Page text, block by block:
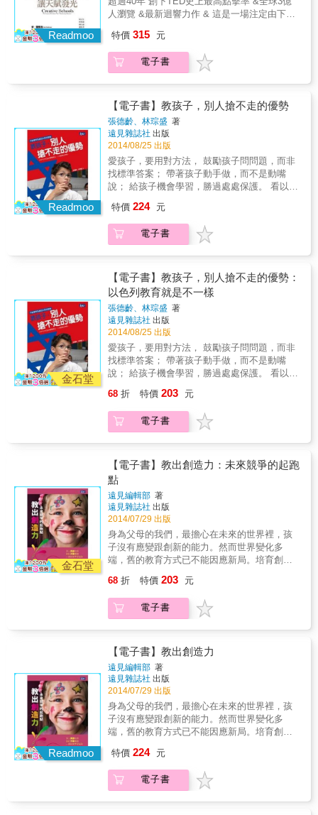
點，才能從中挖掘最適合自己的教育模式。
教育給我們現代讀者最重要的啟發是，以妥拉
為核心的猶太教育幫助我們認識生命的寶貴意
義。&mdash;&mdash;曾宗盛 內容重點 探討第
二聖殿期至坦拿時期，橫跨共七百多年猶太人
的教育史，深入淺出地揭開千年前猶太民族的
學校制度與教育課綱。 &&& 在斯巴達和早期雅
讓生活符合道德。 &&& 妥拉（律法）包含所有
世俗知識，而將知識普及化更一直是猶太人的
烏托邦。教育是終身之事，它等同人生，給予
其方向和意義，更支撐猶太人渡過世代的苦
難。 &&& 這套兩千年前猶太人的理想教育觀，
不因時代與文化差異而與現代教育有所隔閡，
值得今天我們仍以分數、排名導向的金字塔教
育制度所借鑑。
備。
Readmoo
人瀏覽 &最新迴響力作 & 這是一場注定由下而
但沒有幫到孩子，還毀了他們的大好前途 & 不
能用19世紀的思維，培育21世紀的人才 教育系
統需要的不是修正微調，而是徹底改變 別再讓
育嗎？我承認我很擔心。 & --Ken Robinson
(肯‧羅賓森，本書作者) & 教育革命，迫在眉
睫，也正在發生！ 讓教育回到最初的原點，讓
學校成為學習如何做人和做事的地方。 & 2006
年在TED發表演講之後 肯‧羅賓森到世界各地
每個人都問他一樣的問題：我們的教育到底出
了什麼問題？ & 讓學生了解世界和自身的天
份，幫助他們擁有充實的人生， 並成為有熱
情、有生產力的公民，是教育最初，也是最重
公平的學校組織， 卻一直與教育的初衷背道而
馳。 & 如果我們可以重新規畫理想的教育，我
們該把它設計成什麼樣子？ 學校裡應該要教什
麼？ 每個人都能為改變教育盡一份力，應該從
哪兒開始？ & 無論科技如何進步，「學校」仍
然會是最重要的學習場所。 為了不讓標準化思
維的教育系統成為學習的阻礙， 為了讓下一代
的天賦得以自由發揮， 肯‧羅賓森帶我們一同重
新思考學校應該如何運作， 巡禮世界各國成功
案例、建立大家對不同教育制度的信心。 為這
場已經啟動、你我都應參與的教育革命，提出
明確的建議。
特價 315 元
電子書
Readmoo
【電子書】教孩子，別人搶不走的優勢
張德齡、林琮盛 著
遠見雜誌社 出版
2014/08/25 出版
愛孩子，要用對方法， 鼓勵孩子問問題，而非
找標準答案； 帶著孩子動手做，而不是動嘴
說； 給孩子機會學習，勝過處處保護。 看以色
800萬，國土面積不到台灣2/3的以色列，資源
缺乏、強敵環伺，為什麼能在過去20年，產生
10位諾貝爾獎得主？每1800人就有一家新創公
點相異，造就出截然不同的學習氛圍。華人父
母通常會以「愛」之名，要孩子多聽少說，較
少跟他們講道理、傾聽兒女內心想法。 & 然
而，以色列父母從小鼓勵孩子問問題，而不是
找答案；鼓勵孩子動手做，而不是動嘴說；他
們也鼓勵孩子犯錯，會稱讚失敗的孩子「太棒
了」。 & 從家庭教育啟蒙，到學校教育的培
養、國家社會的栽培，都願意在孩子成長階
段，給與時間、空間，耐心等待。讓孩子從摸
索中，找到自發性的學習熱情，以及獨立思考
搶不走的競爭優勢！
特價 224 元
電子書
金石堂
【電子書】教孩子，別人搶不走的優勢：
以色列教育就是不一樣
張德齡、林琮盛 著
遠見雜誌社 出版
2014/08/25 出版
愛孩子，要用對方法， 鼓勵孩子問問題，而非
找標準答案； 帶著孩子動手做，而不是動嘴
說； 給孩子機會學習，勝過處處保護。 看以色
800萬，國土面積不到台灣2/3的以色列，資源
缺乏、強敵環伺，為什麼能在過去20年，產生
10位諾貝爾獎得主？每1800人就有一家新創公
點相異，造就出截然不同的學習氛圍。華人父
母通常會以「愛」之名，要孩子多聽少說，較
少跟他們講道理、傾聽兒女內心想法。 & 然
而，以色列父母從小鼓勵孩子問問題，而不是
找答案；鼓勵孩子動手做，而不是動嘴說；他
們也鼓勵孩子犯錯，會稱讚失敗的孩子「太棒
了」。 & 從家庭教育啟蒙，到學校教育的培
養、國家社會的栽培，都願意在孩子成長階
段，給與時間、空間，耐心等待。讓孩子從摸
索中，找到自發性的學習熱情，以及獨立思考
搶不走的競爭優勢！
68 折 特價 203 元
電子書
金石堂
【電子書】教出創造力：未來競爭的起跑
點
遠見編輯部 著
遠見雜誌社 出版
2014/07/29 出版
身為父母的我們，最擔心在未來的世界裡，孩
子沒有應變跟創新的能力。然而世界變化多
端，舊的教育方式已不能因應新局。培育創造
遠赴英國、芬蘭，透過實地考察、名人採訪，
記錄二個國家與眾不同的創造力教育方式，同
時也深入台灣各地，整理出創造力養成的五大
你的孩子可以被教出創造力! 創造力是未來時代
的新公民權，沒有資優班的設計，是否會失去
培育最好人才的機會?不同階段的學童創造力可
以被教出來嗎? 弄清楚身為家長常犯的七大迷
思，小心七大錯誤觀念扼殺孩子的想法，只要
把握五大原則，原來孩子可以輕輕鬆鬆擁有創
造力!
68 折 特價 203 元
電子書
Readmoo
【電子書】教出創造力
遠見編輯部 著
遠見雜誌社 出版
2014/07/29 出版
身為父母的我們，最擔心在未來的世界裡，孩
子沒有應變跟創新的能力。然而世界變化多
端，舊的教育方式已不能因應新局。培育創造
遠赴英國、芬蘭，透過實地考察、名人採訪，
記錄二個國家與眾不同的創造力教育方式，同
時也深入台灣各地，整理出創造力養成的五大
特價 224 元
電子書